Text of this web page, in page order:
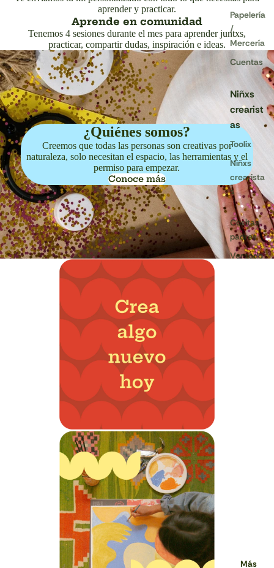
Papelería
/
Mercería
Cuentas
Niñxs
crearist
as
Toolix
Niñxs
crearista
s
Cositas
padres
Ver todo
Más
aprender y practicar.
Aprende en comunidad
Tenemos 4 sesiones durante el mes para aprender juntxs,
practicar, compartir dudas, inspiración e ideas.
¿Quiénes somos?
Creemos que todas las personas son creativas por
naturaleza, solo necesitan el espacio, las herramientas y el
permiso para empezar.
Conoce más